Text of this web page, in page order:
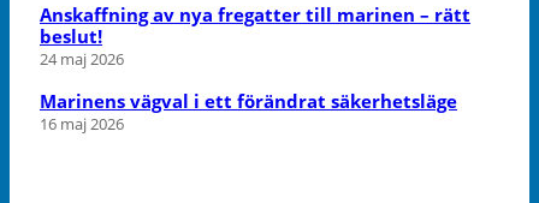
Anskaffning av nya fregatter till marinen – rätt
beslut!
24 maj 2026
Marinens vägval i ett förändrat säkerhetsläge
16 maj 2026